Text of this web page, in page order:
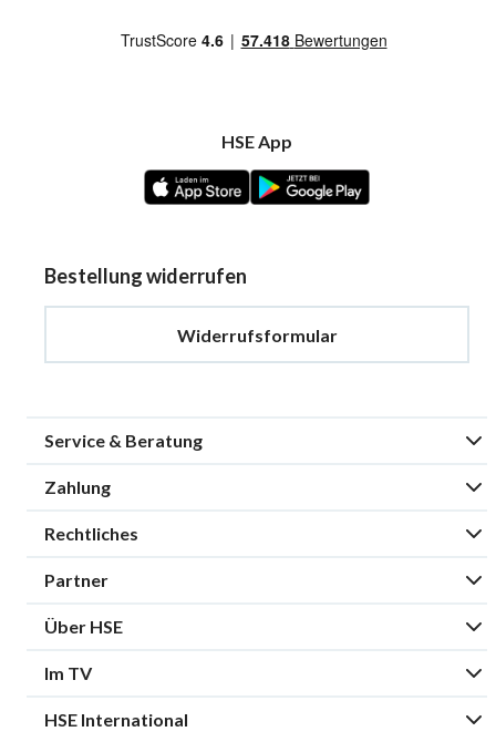
HSE App
Bestellung widerrufen
Widerrufsformular
Service & Beratung
Zahlung
Rechtliches
Partner
Über HSE
Im TV
HSE International